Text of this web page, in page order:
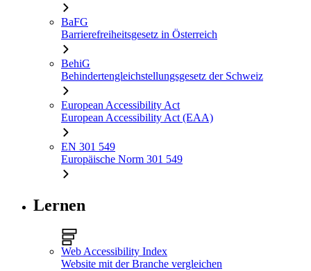
BaFG
Barrierefreiheitsgesetz in Österreich
BehiG
Behindertengleichstellungsgesetz der Schweiz
European Accessibility Act
European Accessibility Act (EAA)
EN 301 549
Europäische Norm 301 549
Lernen
Web Accessibility Index
Website mit der Branche vergleichen